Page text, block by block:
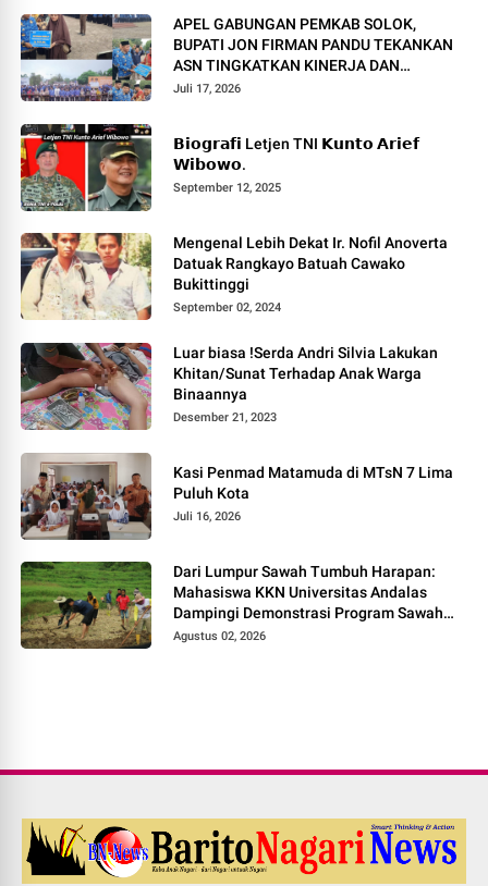
APEL GABUNGAN PEMKAB SOLOK,
BUPATI JON FIRMAN PANDU TEKANKAN
ASN TINGKATKAN KINERJA DAN
PELAYANAN MASYARAKAT.
Juli 17, 2026
𝗕𝗶𝗼𝗴𝗿𝗮𝗳𝗶 Letjen TNI 𝗞𝘂𝗻𝘁𝗼 𝗔𝗿𝗶𝗲𝗳
𝗪𝗶𝗯𝗼𝘄𝗼.
September 12, 2025
Mengenal Lebih Dekat Ir. Nofil Anoverta
Datuak Rangkayo Batuah Cawako
Bukittinggi
September 02, 2024
Luar biasa !Serda Andri Silvia Lakukan
Khitan/Sunat Terhadap Anak Warga
Binaannya
Desember 21, 2023
Kasi Penmad Matamuda di MTsN 7 Lima
Puluh Kota
Juli 16, 2026
Dari Lumpur Sawah Tumbuh Harapan:
Mahasiswa KKN Universitas Andalas
Dampingi Demonstrasi Program Sawah
Pokok Murah di Jorong Bayua
Agustus 02, 2026